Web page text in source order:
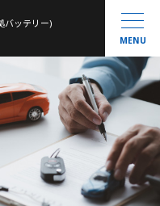
バッテリー)
用
MENU